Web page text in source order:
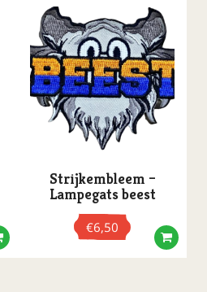
Strijkembleem –
Lampegats beest
€6,50